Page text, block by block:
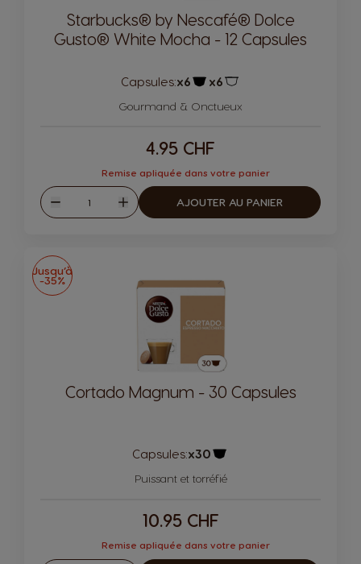
Starbucks® by Nescafé® Dolce
Gusto® White Mocha - 12 Capsules
Capsules:x6 x6
Gourmand & Onctueux
4.95 CHF
Remise apliquée dans votre panier
Diminuer
Quantité
Augmenter
AJOUTER AU PANIER
Jusqu’à
-35%
Cortado Magnum - 30 Capsules
Capsules:x30
Puissant et torréfié
10.95 CHF
Remise apliquée dans votre panier